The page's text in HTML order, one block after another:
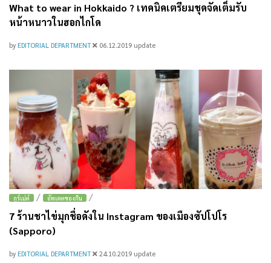
What to wear in Hokkaido ? เทคนิคเตรียมชุดจัดเต็มรับ
หน้าหนาวในฮอกไกโด
by EDITORIAL DEPARTMENT 06.12.2019 update
กูร์เม่ต์ / อัพเดตของกิน /
7 ร้านชาไข่มุกชื่อดังใน Instagram ของเมืองซัปโปโร
(Sapporo)
by EDITORIAL DEPARTMENT 24.10.2019 update